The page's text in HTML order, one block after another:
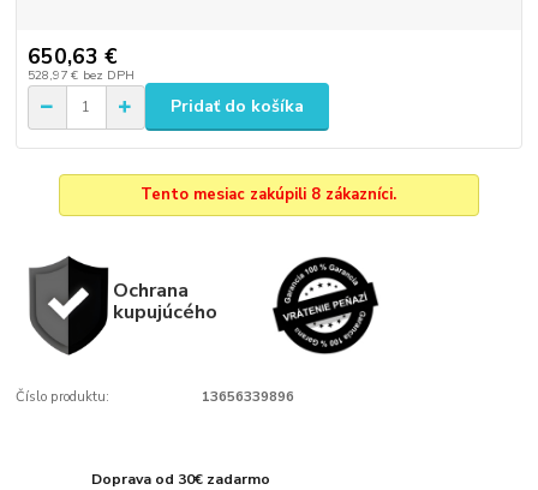
650,63 €
528,97 € bez DPH
Pridať do košíka
Tento mesiac zakúpili 8 zákazníci.
Ochrana
kupujúcého
Číslo produktu: 13656339896
Doprava od 30€ zadarmo